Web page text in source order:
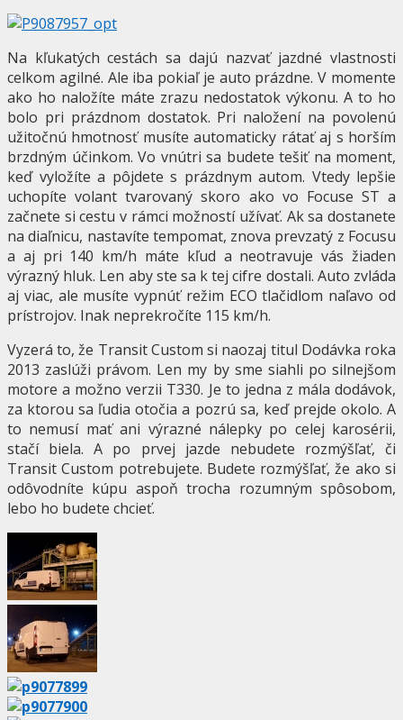
Na kľukatých cestách sa dajú nazvať jazdné vlastnosti
celkom agilné. Ale iba pokiaľ je auto prázdne. V momente
ako ho naložíte máte zrazu nedostatok výkonu. A to ho
bolo pri prázdnom dostatok. Pri naložení na povolenú
užitočnú hmotnosť musíte automaticky rátať aj s horším
brzdným účinkom. Vo vnútri sa budete tešiť na moment,
keď vyložíte a pôjdete s prázdnym autom. Vtedy lepšie
uchopíte volant tvarovaný skoro ako vo Focuse ST a
začnete si cestu v rámci možností užívať. Ak sa dostanete
na diaľnicu, nastavíte tempomat, znova prevzatý z Focusu
a aj pri 140 km/h máte kľud a neotravuje vás žiaden
výrazný hluk. Len aby ste sa k tej cifre dostali. Auto zvláda
aj viac, ale musíte vypnúť režim ECO tlačidlom naľavo od
prístrojov. Inak neprekročíte 115 km/h.
Vyzerá to, že Transit Custom si naozaj titul Dodávka roka
2013 zaslúži právom. Len my by sme siahli po silnejšom
motore a možno verzii T330. Je to jedna z mála dodávok,
za ktorou sa ľudia otočia a pozrú sa, keď prejde okolo. A
to nemusí mať ani výrazné nálepky po celej karosérii,
stačí biela. A po prvej jazde nebudete rozmýšľať, či
Transit Custom potrebujete. Budete rozmýšľať, že ako si
odôvodníte kúpu aspoň trocha rozumným spôsobom,
lebo ho budete chcieť.